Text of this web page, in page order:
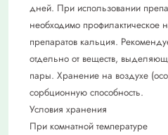
дней. При использовании
необходимо профилактическое
препаратов кальция.
отдельно от веществ,
пары. Хранение на воздухе
сорбционную способность.
Условия хранения
При комнатной температуре